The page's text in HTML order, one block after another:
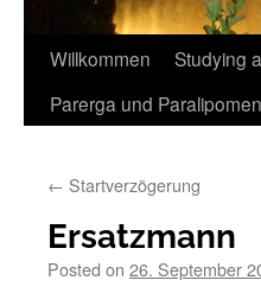
Skip
Willkommen Studying
Parerga und
← Startverzögerung
Ersatzmann
Posted on 26. September